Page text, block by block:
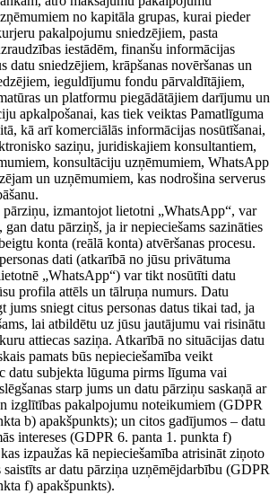
no kapitāla grupas, kurai pieder
pakalpojumu sniedzējiem, pasta
iestādēm, finanšu informācijas
datu sniedzējiem, krāpšanas novēršanas un
ieguldījumu fondu pārvaldītājiem,
un platformu piegādātājiem darījumu un
apkalpošanai, kas tiek veiktas Pamatlīguma
kā arī komerciālās informācijas nosūtīšanai,
saziņu, juridiskajiem konsultantiem,
konsultāciju uzņēmumiem, WhatsApp
un uzņēmumiem, kas nodrošina serverus
pārziņu, izmantojot lietotni „WhatsApp“, var
gan datu pārziņš, ja ir nepieciešams sazināties
konta (reālā konta) atvēršanas procesu.
dati (atkarībā no jūsu privātuma
„WhatsApp“) var tikt nosūtīti datu
profila attēls un tālruņa numurs. Datu
jums sniegt citus personas datus tikai tad, ja
lai atbildētu uz jūsu jautājumu vai risinātu
attiecas saziņa. Atkarībā no situācijas datu
pamats būs nepieciešamība veikt
datu subjekta lūguma pirms līguma vai
starp jums un datu pārziņu saskaņā ar
izglītības pakalpojumu noteikumiem (GDPR
b) apakšpunkts); un citos gadījumos – datu
intereses (GDPR 6. panta 1. punkta f)
izpaužas kā nepieciešamība atrisināt ziņoto
ar datu pārziņa uzņēmējdarbību (GDPR
f) apakšpunkts).